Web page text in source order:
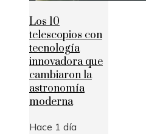
Los 10
telescopios con
tecnología
innovadora que
cambiaron la
astronomía
moderna
Hace 1 día